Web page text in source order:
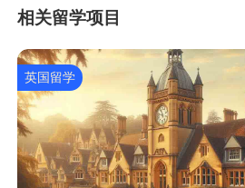
3.爱尔兰的交通费用也不是很
用来乘坐公共汽车和火车的公交
汽车专用的汽车周票则是10爱镑
的套票价格是10爱镑，留学生如
票，那么公共汽车的票价是在0.6
间，火车票在0.8到1.15爱镑之间
远近而定。
相关留学项目
英国留学